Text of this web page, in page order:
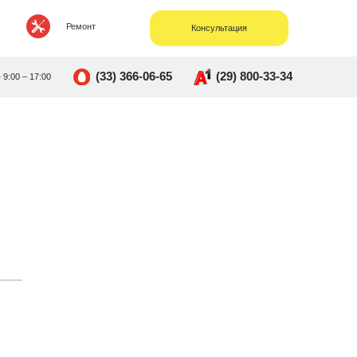
Ремонт Консультация
9:00 – 17:00 (33) 366-06-65 (29) 800-33-34